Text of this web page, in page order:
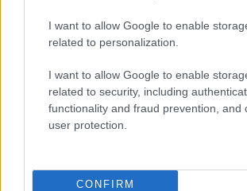
I want to allow Google to enable
related to personalization.
I want to allow Google to enable
related to security, including
functionality and fraud prevention, and
user protection.
CONFIRM
Η Οδύσσεια ενός ναυαγού:
ημέρες στη θάλασσα
και… κύβους λαχανικών!
Ο Έλβις Φρανσουά,
μίλια βορειοδυτικά του